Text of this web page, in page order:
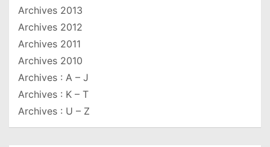
Archives 2013
Archives 2012
Archives 2011
Archives 2010
Archives : A – J
Archives : K – T
Archives : U – Z